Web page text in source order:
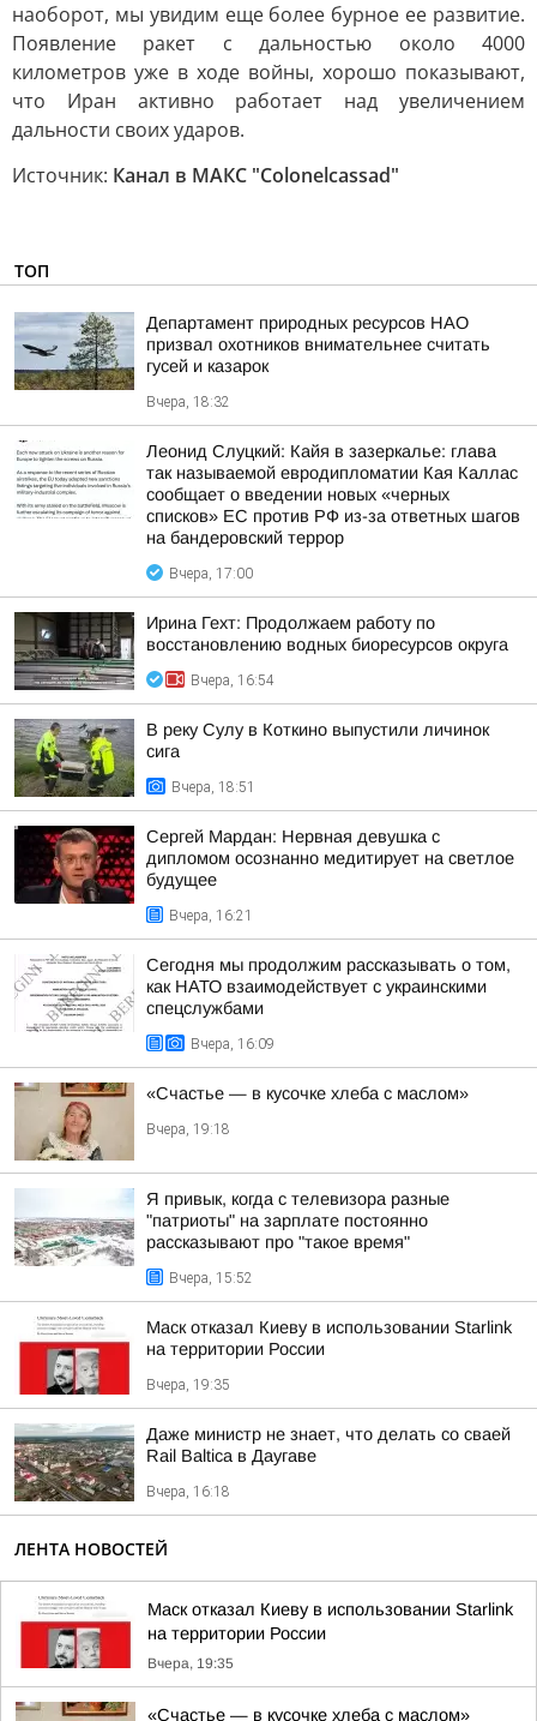
наоборот, мы увидим еще более бурное ее развитие.
Появление ракет с дальностью около 4000
километров уже в ходе войны, хорошо показывают,
что Иран активно работает над увеличением
дальности своих ударов.
Источник: Канал в МАКС "Colonelcassad"
ТОП
Департамент природных ресурсов НАО
призвал охотников внимательнее считать
гусей и казарок
Вчера, 18:32
Леонид Слуцкий: Кайя в зазеркалье: глава
так называемой евродипломатии Кая Каллас
сообщает о введении новых «черных
списков» ЕС против РФ из-за ответных шагов
на бандеровский террор
Вчера, 17:00
Ирина Гехт: Продолжаем работу по
восстановлению водных биоресурсов округа
Вчера, 16:54
В реку Сулу в Коткино выпустили личинок
сига
Вчера, 18:51
Сергей Мардан: Нервная девушка с
дипломом осознанно медитирует на светлое
будущее
Вчера, 16:21
Сегодня мы продолжим рассказывать о том,
как НАТО взаимодействует с украинскими
спецслужбами
Вчера, 16:09
«Счастье — в кусочке хлеба с маслом»
Вчера, 19:18
Я привык, когда с телевизора разные
"патриоты" на зарплате постоянно
рассказывают про "такое время"
Вчера, 15:52
Маск отказал Киеву в использовании Starlink
на территории России
Вчера, 19:35
Даже министр не знает, что делать со сваей
Rail Baltica в Даугаве
Вчера, 16:18
ЛЕНТА НОВОСТЕЙ
Маск отказал Киеву в использовании Starlink
на территории России
Вчера, 19:35
«Счастье — в кусочке хлеба с маслом»